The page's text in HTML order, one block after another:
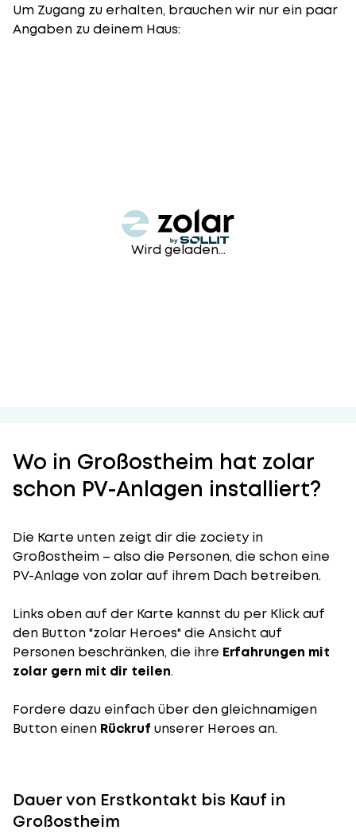
Um Zugang zu erhalten, brauchen wir nur ein paar
Angaben zu deinem Haus:
Wird geladen...
Wo in Großostheim hat zolar
schon PV-Anlagen installiert?
Die Karte unten zeigt dir die zociety in
Großostheim – also die Personen, die schon eine
PV-Anlage von zolar auf ihrem Dach betreiben.
Links oben auf der Karte kannst du per Klick auf
den Button "zolar Heroes" die Ansicht auf
Personen beschränken, die ihre Erfahrungen mit
zolar gern mit dir teilen.
Fordere dazu einfach über den gleichnamigen
Button einen Rückruf unserer Heroes an.
Dauer von Erstkontakt bis Kauf in
Großostheim